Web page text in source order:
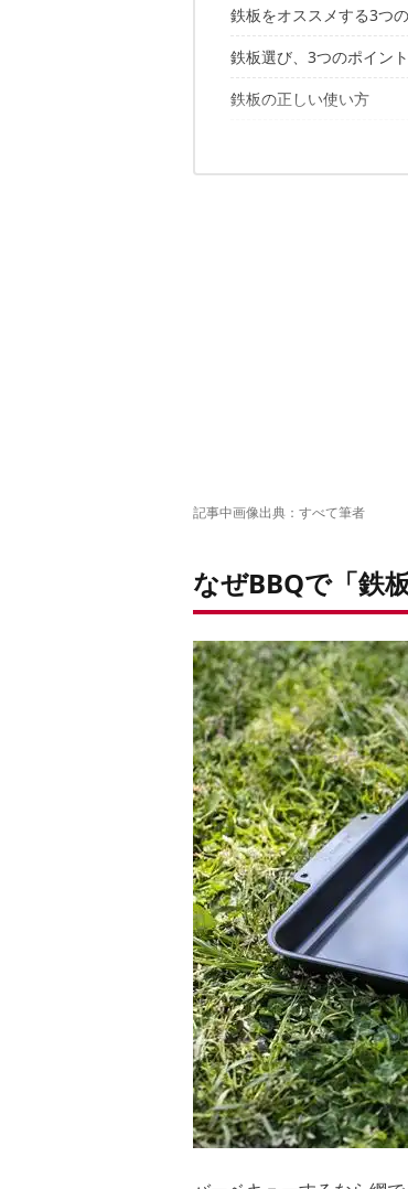
鉄板をオススメする3つ
① とにかく丈夫で保温
③ 網で焼けないものも
鉄板選び、3つのポイント
ポイント1. 適切な厚み
鉄板の正しい使い方
② 鉄板自体を温める
最高の鉄板バーベキュー
記事中画像出典：すべて筆者
なぜBBQで「鉄